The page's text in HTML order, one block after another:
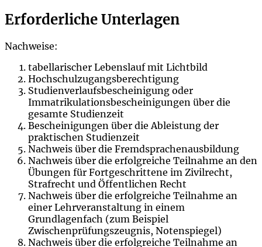
Erforderliche Unterlagen
Nachweise:
tabellarischer Lebenslauf mit Lichtbild
Hochschulzugangsberechtigung
Studienverlaufsbescheinigung oder
Immatrikulationsbescheinigungen über die
gesamte Studienzeit
Bescheinigungen über die Ableistung der
praktischen Studienzeit
Nachweis über die Fremdsprachenausbildung
Nachweis über die erfolgreiche Teilnahme an den
Übungen für Fortgeschrittene im Zivilrecht,
Strafrecht und Öffentlichen Recht
Nachweis über die erfolgreiche Teilnahme an
einer Lehrveranstaltung in einem
Grundlagenfach (zum Beispiel
Zwischenprüfungszeugnis, Notenspiegel)
Nachweis über die erfolgreiche Teilnahme an